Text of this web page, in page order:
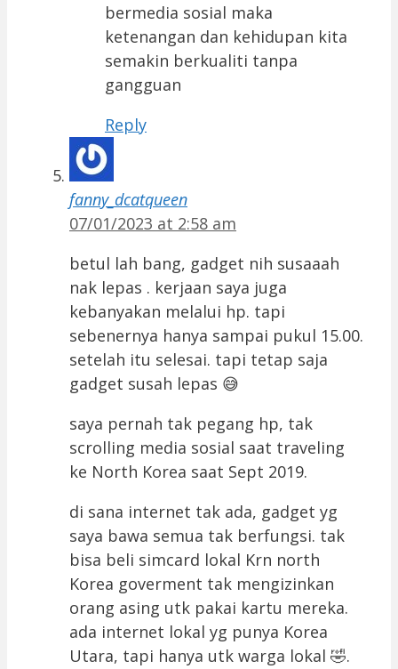
bermedia sosial maka
ketenangan dan kehidupan kita
semakin berkualiti tanpa
gangguan
Reply
fanny_dcatqueen
07/01/2023 at 2:58 am
betul lah bang, gadget nih susaaah
nak lepas . kerjaan saya juga
kebanyakan melalui hp. tapi
sebenernya hanya sampai pukul 15.00.
setelah itu selesai. tapi tetap saja
gadget susah lepas 😅
saya pernah tak pegang hp, tak
scrolling media sosial saat traveling
ke North Korea saat Sept 2019.
di sana internet tak ada, gadget yg
saya bawa semua tak berfungsi. tak
bisa beli simcard lokal Krn north
Korea goverment tak mengizinkan
orang asing utk pakai kartu mereka.
ada internet lokal yg punya Korea
Utara, tapi hanya utk warga lokal 🤣.